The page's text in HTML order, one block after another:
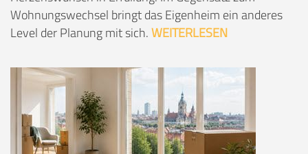
Wohnungswechsel bringt das Eigenheim ein anderes
Level der Planung mit sich.WEITERLESEN